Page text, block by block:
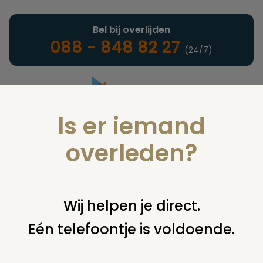
Landelijke uitvaartonderneming
Bel bij overlijden
088 - 848 82 27 (24/7)
U bent hier: home juridisch begraven grafsteen /
Is er iemand
overleden?
Wij helpen je direct.
Eén telefoontje is voldoende.